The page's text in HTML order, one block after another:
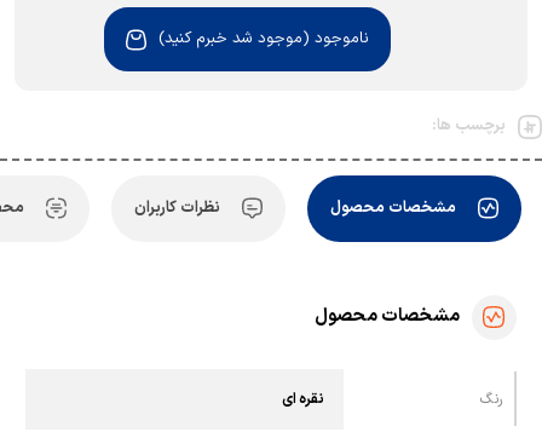
ناموجود (موجود شد خبرم کنید)
برچسب ها:
مشخصات محصول نظرات کاربران
مشخصات محصول
رنگ نقره ای